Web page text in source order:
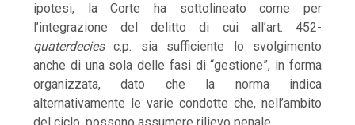
ipotesi, la Corte ha sottolineato come per
l’integrazione del delitto di cui all’art. 452-
quaterdeciesc.p. sia sufficiente lo svolgimento
anche di una sola delle fasi di “gestione”, in forma
organizzata, dato che la norma indica
alternativamente le varie condotte che, nell’ambito